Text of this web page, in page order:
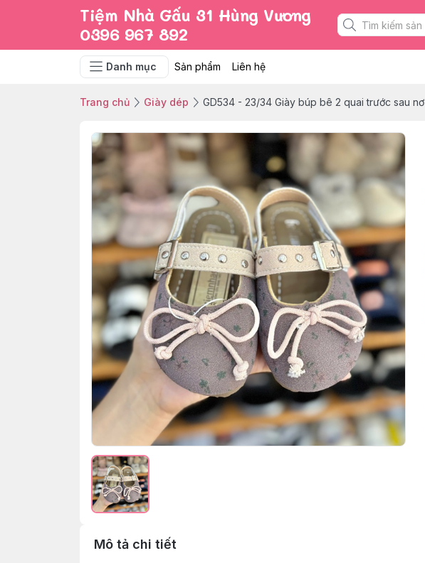
Tiệm Nhà Gấu 31 Hùng Vương
0396 967 892
Danh mục Sản phẩm Liên hệ
Trang chủ Giày dép GD534 - 23/34 Giày búp bê 2 quai trước sau nơ
Mô tả chi tiết